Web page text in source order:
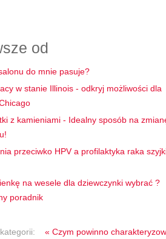
od
do mnie pasuje?
w stanie Illinois - odkryj możliwości dla
z kamieniami - Idealny sposób na
przeciwko HPV a profilaktyka raka
na wesele dla dziewczynki wybrać ?
poradnik
« Czym powinno